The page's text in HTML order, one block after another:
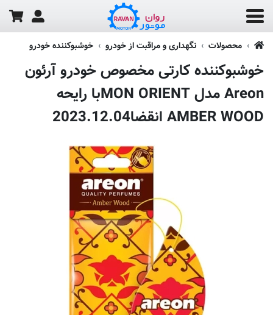
محصولات نگهداری و مراقبت از خودرو خوشبوکننده خودرو
خوشبوکننده کارتی مخصوص خودرو آرئون
Areon مدل MON ORIENTبا رایحه
AMBER WOOD انقضا2023.12.04